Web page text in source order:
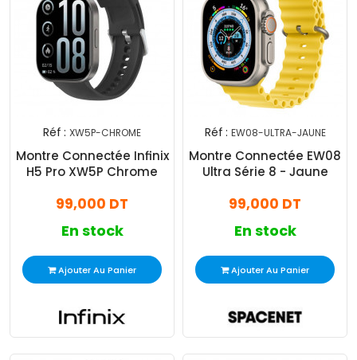
Réf : XW5P-CHROME
Montre Connectée Infinix
H5 Pro XW5P Chrome
99,000 DT
En stock
Ajouter Au Panier
Réf : EW08-ULTRA-JAUNE
Montre Connectée EW08
Ultra Série 8 - Jaune
99,000 DT
En stock
Ajouter Au Panier